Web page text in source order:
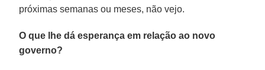
próximas semanas ou meses, não vejo.
O que lhe dá esperança em relação ao novo
governo?